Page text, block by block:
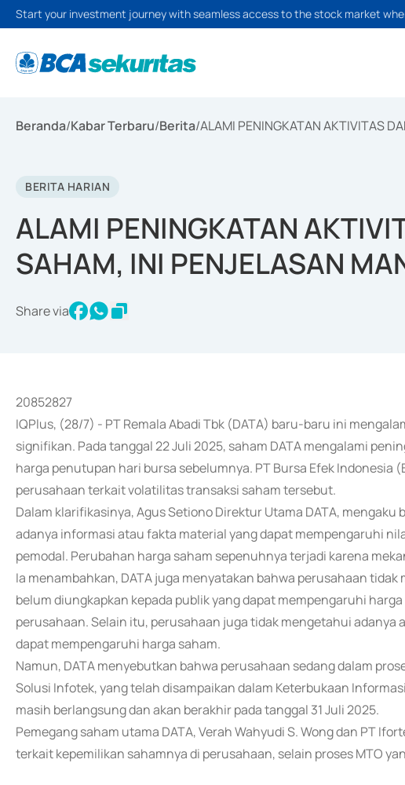
Start your investment journey with seamless access to the stock market
Beranda/Kabar Terbaru/Berita/ALAMI PENINGKATAN AKTIVITAS
BERITA HARIAN
ALAMI PENINGKATAN
SAHAM, INI PENJELASAN
Share via
20852827
IQPlus, (28/7) - PT Remala Abadi Tbk (DATA) baru-baru ini
signifikan. Pada tanggal 22 Juli 2025, saham DATA mengalami
harga penutupan hari bursa sebelumnya. PT Bursa Efek Indonesia
perusahaan terkait volatilitas transaksi saham tersebut.
Dalam klarifikasinya, Agus Setiono Direktur Utama DATA,
adanya informasi atau fakta material yang dapat mempengaruhi
pemodal. Perubahan harga saham sepenuhnya terjadi karena
Ia menambahkan, DATA juga menyatakan bahwa perusahaan
belum diungkapkan kepada publik yang dapat mempengaruhi
perusahaan. Selain itu, perusahaan juga tidak mengetahui
dapat mempengaruhi harga saham.
Namun, DATA menyebutkan bahwa perusahaan sedang dalam
Solusi Infotek, yang telah disampaikan dalam Keterbukaan
masih berlangsung dan akan berakhir pada tanggal 31 Juli 2025.
Pemegang saham utama DATA, Verah Wahyudi S. Wong dan PT
terkait kepemilikan sahamnya di perusahaan, selain proses MTO